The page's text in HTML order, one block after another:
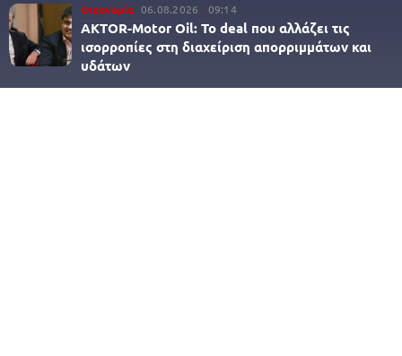
Οικονομία 06.08.2026 09:14
AKTOR-Motor Oil: Το deal που αλλάζει τις
ισορροπίες στη διαχείριση απορριμμάτων και
υδάτων